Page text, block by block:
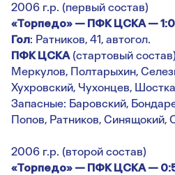
2006 г.р. (первый состав)
«Торпедо» — ПФК ЦСКА — 1:0
Гол: Ратников, 41, автогол.
ПФК ЦСКА(стартовый
Меркулов, Полтарыхин,
Хухровский, Чухонцев,
Запасные: Баровский,
Попов, Ратников, Синящокий,
2006 г.р. (второй состав)
«Торпедо» — ПФК ЦСКА —